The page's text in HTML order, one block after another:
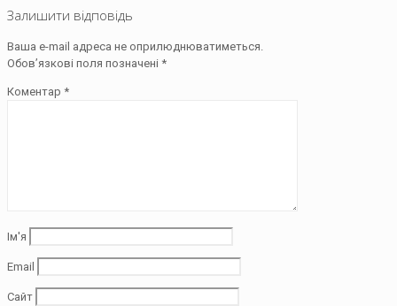
Залишити відповідь
Ваша e-mail адреса не оприлюднюватиметься.
Обов’язкові поля позначені *
Коментар *
Ім'я
Email
Сайт